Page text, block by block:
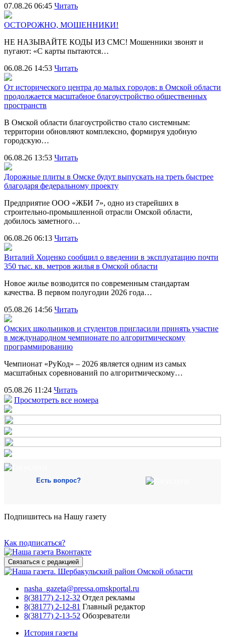
07.08.26 06:45 Читать
ОСТОРОЖНО, МОШЕННИКИ!
НЕ НАЗЫВАЙТЕ КОДЫ ИЗ СМС! Мошенники звонят и
пугают: «С карты пытаются…
06.08.26 14:53 Читать
От исторического центра до малых городов: в Омской области
продолжается масштабное благоустройство общественных
пространств
В Омской области благоустройство стало системным:
территории обновляют комплексно, формируя удобную
городскую…
06.08.26 13:53 Читать
Дорожные плиты в Омске будут выпускать на треть быстрее
благодаря федеральному проекту
Предприятие ООО «ЖБИ 7», одно из старейших в
строительно‑промышленной отрасли Омской области,
добилось заметного…
06.08.26 06:13 Читать
Виталий Хоценко сообщил о введении в эксплуатацию почти
350 тыс. кв. метров жилья в Омской области
Новое жилье возводится по современным стандартам
качества. В первом полугодии 2026 года…
05.08.26 14:56 Читать
Омских школьников и студентов пригласили принять участие
в международном чемпионате по алгоритмическому
программированию
Чемпионат «РуКод» – 2026 является одним из самых
масштабных соревнований по алгоритмическому…
05.08.26 11:24 Читать
Просмотреть все номера
Есть вопрос?
Подпишитесь на Нашу газету
Как подписаться?
Связаться с редакцией
nasha_gazeta@pressa.omskportal.ru
8(38177) 2-12-32 Отдел рекламы
8(38177) 2-12-81 Главный редактор
8(38177) 2-13-52 Обозреватели
История газеты